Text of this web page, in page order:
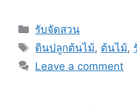
Categories
รับจัดสวน
Tags
ดินปลูกต้นไม้, ต้นไม้,
Leave a comment